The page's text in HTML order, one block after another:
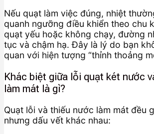
Nếu quạt làm việc đúng, nhiệt
quanh ngưỡng điều khiển theo chu
quạt yếu hoặc không chạy, đường
tục và chậm hạ. Đây là lý do bạn
quan với hiện tượng “thỉnh thoảng
Khác biệt giữa lỗi quạt két nước
làm mát là gì?
Quạt lỗi và thiếu nước làm mát đều
nhưng dấu vết khác nhau: